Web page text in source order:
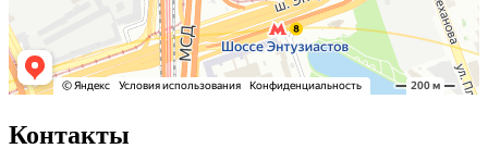
Контакты